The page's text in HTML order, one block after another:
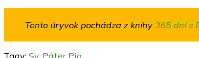
Tento úryvok pochádza z knihy 365 dní s